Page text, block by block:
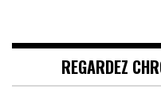
REGARDEZ